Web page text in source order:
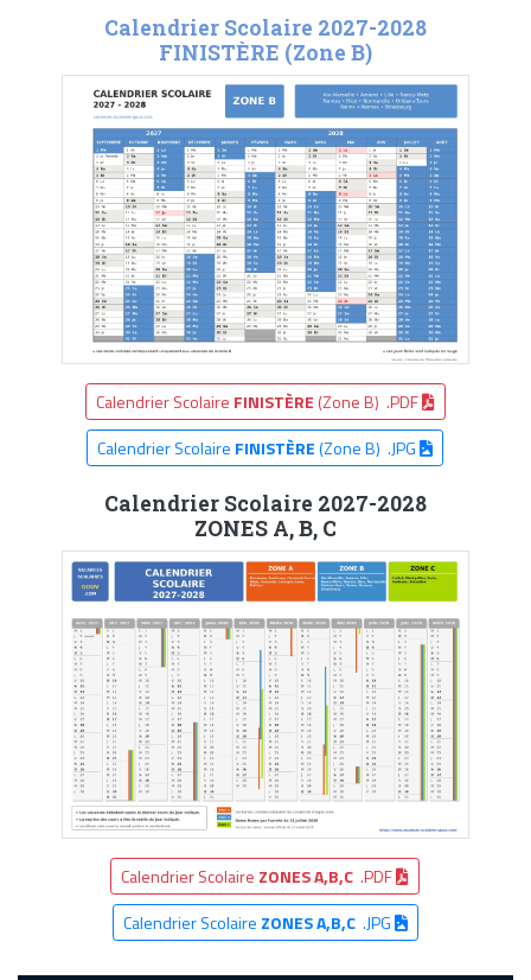
Calendrier Scolaire 2027-2028
FINISTÈRE (Zone B)
Calendrier Scolaire FINISTÈRE (Zone B) .PDF
Calendrier Scolaire FINISTÈRE(Zone B) .JPG
Calendrier Scolaire 2027-2028
ZONES A, B, C
Calendrier Scolaire ZONES A,B,C .PDF
Calendrier Scolaire ZONES A,B,C.JPG